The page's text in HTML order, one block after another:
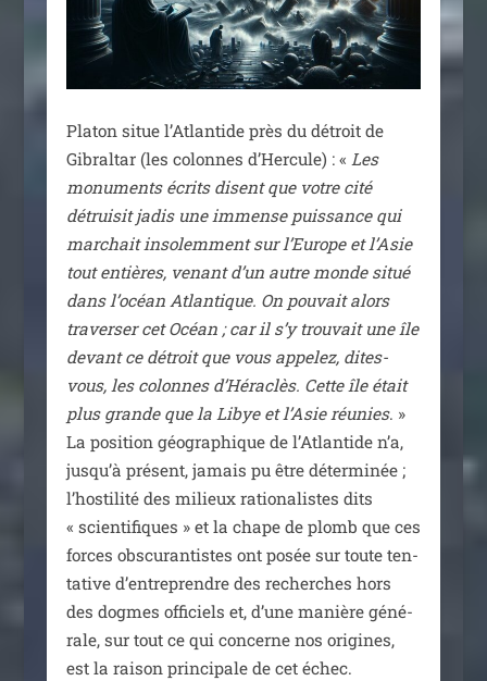
Platon situe l’Atlantide près du détroit de
Gibraltar (les colonnes d’Hercule) : « Les
monu­ments écrits disent que votre cité
détrui­sit jadis une immense puis­sance qui
mar­chait inso­lem­ment sur l’Europe et l’Asie
tout entières, venant d’un autre monde situé
dans l’océan Atlantique. On pou­vait alors
tra­ver­ser cet Océan ; car il s’y trou­vait une île
devant ce détroit que vous appe­lez, dites-
vous, les colonnes d’Héraclès. Cette île était
plus grande que la Libye et l’Asie réunies. »
La posi­tion géo­gra­phique de l’Atlantide n’a,
jusqu’à pré­sent, jamais pu être déter­mi­née ;
l’hostilité des milieux ratio­na­listes dits
« scien­ti­fiques » et la chape de plomb que ces
forces obs­cu­ran­tistes ont posée sur toute ten­
ta­tive d’entreprendre des recherches hors
des dogmes offi­ciels et, d’une manière géné­
rale, sur tout ce qui concerne nos ori­gines,
est la rai­son prin­ci­pale de cet échec.